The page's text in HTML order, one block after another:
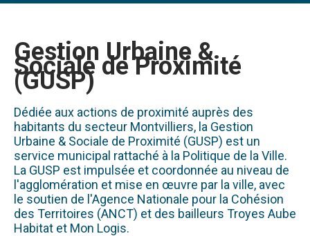
Gestion Urbaine &
Sociale de Proximité
(GUSP)
Dédiée aux actions de proximité auprès des
habitants du secteur Montvilliers, la Gestion
Urbaine & Sociale de Proximité (GUSP) est un
service municipal rattaché à la Politique de la Ville.
La GUSP est impulsée et coordonnée au niveau de
l'agglomération et mise en œuvre par la ville, avec
le soutien de l'Agence Nationale pour la Cohésion
des Territoires (ANCT) et des bailleurs Troyes Aube
Habitat et Mon Logis.